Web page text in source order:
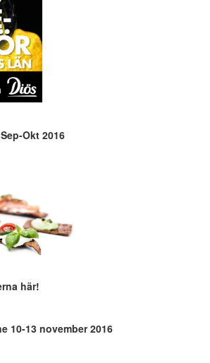
Okt 2016
här!
10-13 november 2016